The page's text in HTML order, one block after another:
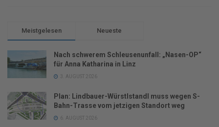
Meistgelesen Neueste
Nach schwerem Schleusenunfall: „Nasen-OP“
für Anna Katharina in Linz
3. AUGUST 2026
Plan: Lindbauer-Würstlstandl muss wegen S-
Bahn-Trasse vom jetzigen Standort weg
6. AUGUST 2026